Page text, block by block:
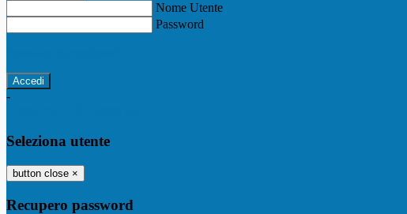
Nome Utente
Password
-
Seleziona utente
button close ×
Recupero password